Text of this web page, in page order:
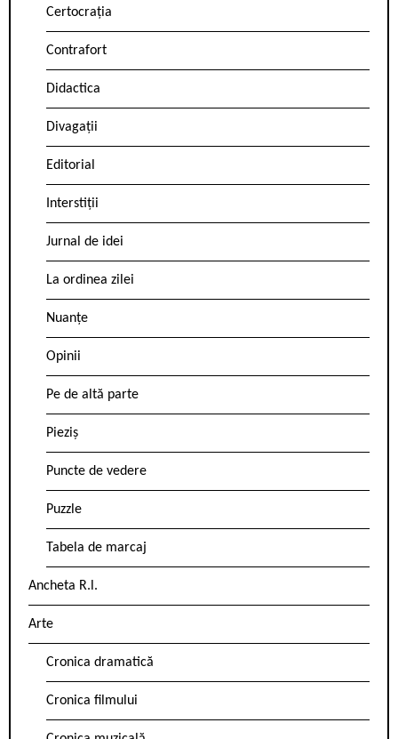
Certocrația
Contrafort
Didactica
Divagații
Editorial
Interstiții
Jurnal de idei
La ordinea zilei
Nuanțe
Opinii
Pe de altă parte
Pieziș
Puncte de vedere
Puzzle
Tabela de marcaj
Ancheta R.l.
Arte
Cronica dramatică
Cronica filmului